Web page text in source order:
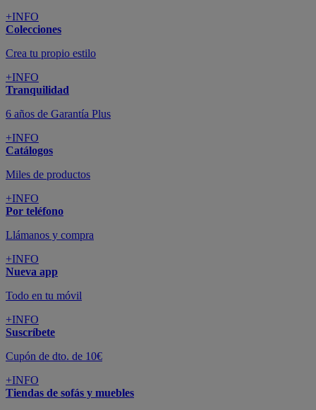
+INFO
Colecciones
Crea tu propio estilo
+INFO
Tranquilidad
6 años de Garantía Plus
+INFO
Catálogos
Miles de productos
+INFO
Por teléfono
Llámanos y compra
+INFO
Nueva app
Todo en tu móvil
+INFO
Suscríbete
Cupón de dto. de 10€
+INFO
Tiendas de sofás y muebles